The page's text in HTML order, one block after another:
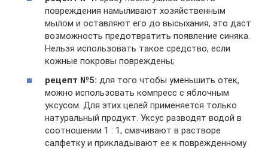
повреждения намыливают хозяйственным
мылом и оставляют его до высыхания, это даст
возможность предотвратить появление синяка.
Нельзя использовать такое средство, если
кожные покровы повреждены;
рецепт №5: для того чтобы уменьшить отек,
можно использовать компресс с яблочным
уксусом. Для этих целей применяется только
натуральный продукт. Уксус разводят водой в
соотношении 1 : 1, смачивают в растворе
салфетку и прикладывают ее к поврежденному